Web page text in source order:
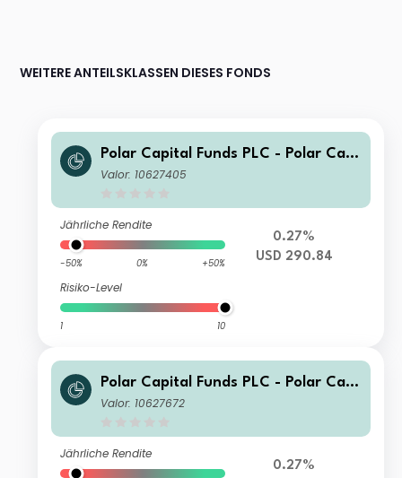
WEITERE ANTEILSKLASSEN DIESES FONDS
Polar Capital Funds PLC - Polar Capi
tal Global Technology Fund I Income
Valor: 10627405
Jährliche Rendite
-50% 0% +50%
Risiko-Level
1 10
0.27%
USD 290.84
Polar Capital Funds PLC - Polar Capi
tal Global Technology Fund R Incom
Valor: 10627672
Jährliche Rendite
0.27%